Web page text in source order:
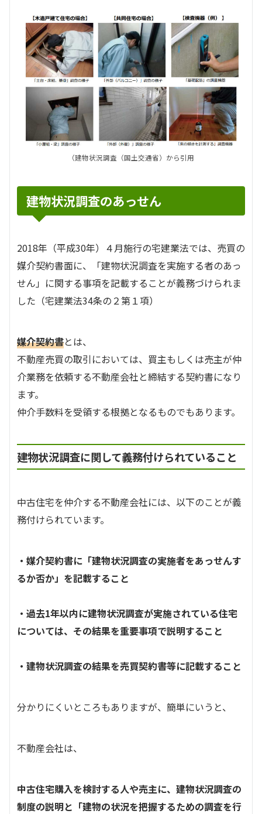
（建物状況調査（国土交通省）から引用
建物状況調査のあっせん
2018年（平成30年）４月施行の宅建業法では、売買の
媒介契約書面に、「建物状況調査を実施する者のあっ
せん」に関する事項を記載することが義務づけられま
した（宅建業法34条の２第１項）
媒介契約書とは、
不動産売買の取引においては、買主もしくは売主が仲
介業務を依頼する不動産会社と締結する契約書になり
ます。
仲介手数料を受領する根拠となるものでもあります。
建物状況調査に関して義務付けられていること
中古住宅を仲介する不動産会社には、以下のことが義
務付けられています。
・媒介契約書に「建物状況調査の実施者をあっせんす
るか否か」を記載すること
・過去1年以内に建物状況調査が実施されている住宅
については、その結果を重要事項で説明すること
・建物状況調査の結果を売買契約書等に記載すること
分かりにくいところもありますが、簡単にいうと、
不動産会社は、
中古住宅購入を検討する人や売主に、建物状況調査の
制度の説明と「建物の状況を把握するための調査を行